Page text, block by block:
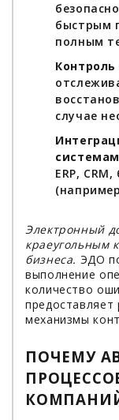
быстрым
полным
случае
ERP,
Электронный
краеугольным
бизнеса. ЭДО
выполнение
количество
предоставляет
механизмы
ПОЧЕМУ